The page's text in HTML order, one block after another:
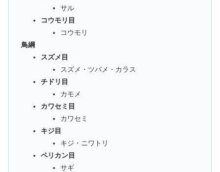
サル
コウモリ目
コウモリ
鳥綱
スズメ目
スズメ・ツバメ・カラス
チドリ目
カモメ
カワセミ目
カワセミ
キジ目
キジ・ニワトリ
ペリカン目
サギ